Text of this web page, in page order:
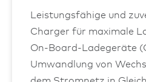
Leistungsfähige und
Charger für maximale
On-Board-Ladegeräte
Umwandlung von